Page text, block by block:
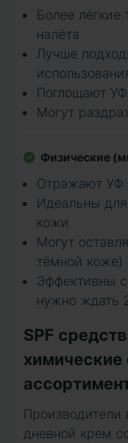
Более лёгкие
налёта
Лучше
Поглощают
Могут
Физические
Отражают УФ
Идеальны
кожи
Могут
тёмной коже)
Эффективны
нужно ждать
SPF
дневной крем